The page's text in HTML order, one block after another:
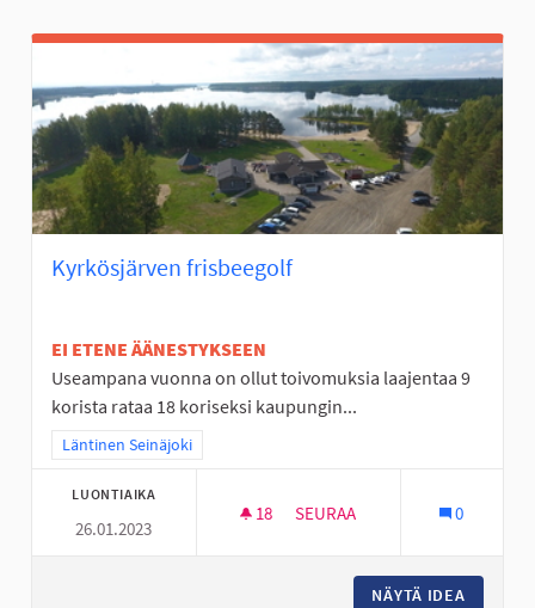
Kyrkösjärven frisbeegolf
EI ETENE ÄÄNESTYKSEEN
Useampana vuonna on ollut toivomuksia laajentaa 9
korista rataa 18 koriseksi kaupungin...
Rajaa tulokset teeman mukaan: Läntinen Seinäjoki
Läntinen Seinäjoki
LUONTIAIKA
26.01.2023
18 18 SEURAAJAA
SEURAA 0
NÄYTÄ IDEA